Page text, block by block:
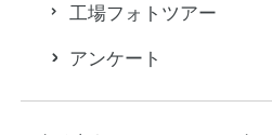
工場フォトツアー
アンケート